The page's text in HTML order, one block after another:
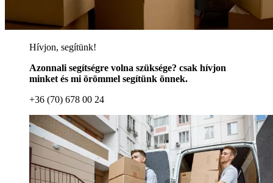
Hívjon, segítünk!
Azonnali segítségre volna szüksége? csak hívjon
minket és mi örömmel segítünk önnek.
+36 (70) 678 00 24